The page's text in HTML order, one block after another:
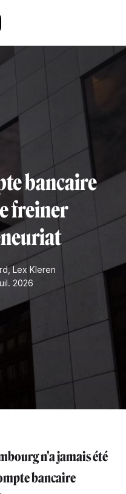
bancaire
freiner
,Lex Kleren
2026
n'a jamais été
bancaire